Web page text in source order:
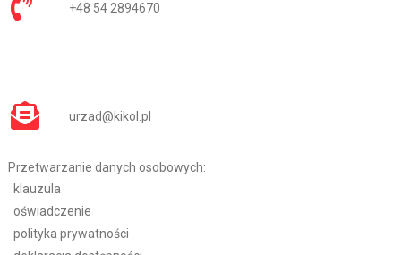
+48 54 2894670
urzad@kikol.pl
Przetwarzanie danych osobowych:
klauzula
oświadczenie
polityka prywatności